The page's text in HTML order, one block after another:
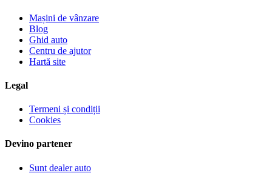
Mașini de vânzare
Blog
Ghid auto
Centru de ajutor
Hartă site
Legal
Termeni și condiții
Cookies
Devino partener
Sunt dealer auto